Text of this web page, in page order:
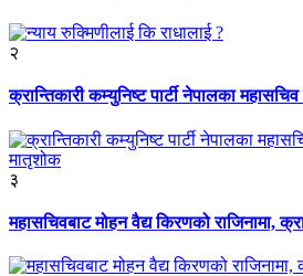
२
क्रान्तिकारी कम्युनिष्ट पार्टी नेपालका
३
महासचिवबाट मोहन वैद्य किरणको राजिनामा,